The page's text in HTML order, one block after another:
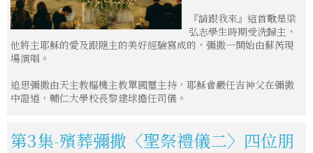
『請跟我來』這首歌是梁
弘志學生時期受洗歸主，
他將主耶穌的愛及跟隨主的美好經驗寫成的，彌撒一開始由蘇芮現
場演唱。
追思彌撒由天主教樞機主教單國璽主持，耶穌會嚴任吉神父在彌撒
中證道，輔仁大學校長黎建球擔任司儀。
第3集-殯葬彌撒〈聖祭禮儀二〉四位朋